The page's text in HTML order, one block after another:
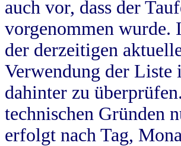
auch vor, dass der
vorgenommen wurde.
der derzeitigen
Verwendung der
dahinter zu
technischen Gründen
erfolgt nach Tag,